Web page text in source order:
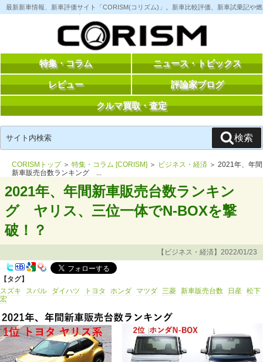
コ
ン
へ
最新新車情報、新車評価サイト「CORISM(コリズム)」。新車比較評価、新車試乗記や
特集・コラム ニュース・トピックス
レビュー 評論家ブログ
クルマ買取・査定
索:
検索
CORISMトップ＞ 特集・コラム [CORISM] ＞ ビジネス・経済 ＞ 2021年、年間
新車販売台数ランキング ...
2021年、年間新車販売台数ランキン
グ ヤリス、三位一体でN-BOXを撃
破！？
【ビジネス・経済】2022/01/23
【タグ】
スズキ
スバル ダイハツ トヨタ ホンダ マツダ 三菱 新車販売台数 日産 松下
宏